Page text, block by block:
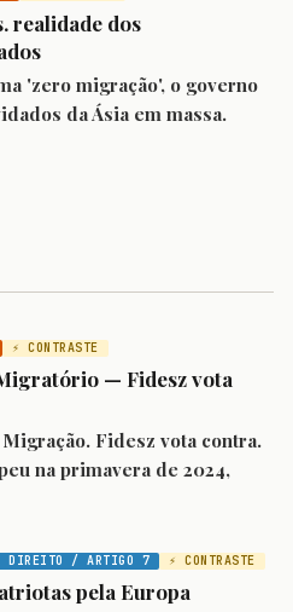
realidade dos
'zero migração', o governo
da Ásia em massa.
⚡ CONTRASTE
— Fidesz vota
Fidesz vota contra.
na primavera de 2024,
DIREITO / ARTIGO 7 ⚡ CONTRASTE
pela Europa